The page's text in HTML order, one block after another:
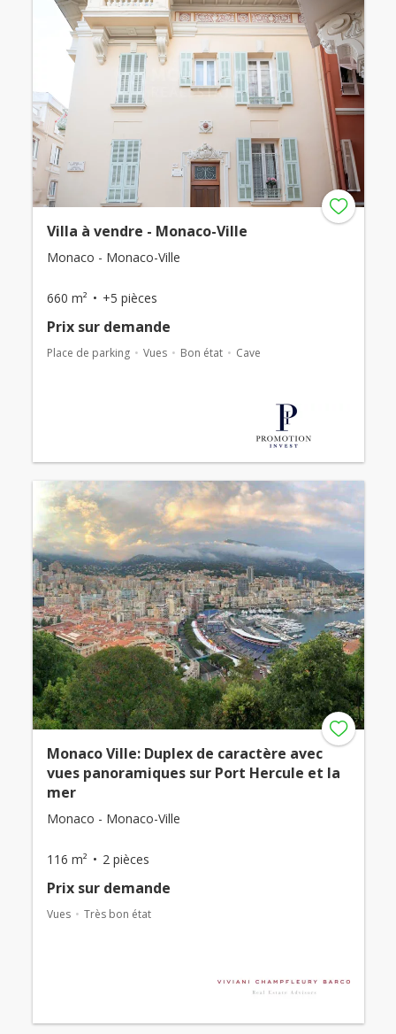
Villa à vendre - Monaco-Ville
Monaco - Monaco-Ville
660 m² +5 pièces
Prix ​​sur demande
Place de parking Vues Bon état Cave
Monaco Ville: Duplex de caractère avec
vues panoramiques sur Port Hercule et la
mer
Monaco - Monaco-Ville
116 m² 2 pièces
Prix ​​sur demande
Vues Très bon état